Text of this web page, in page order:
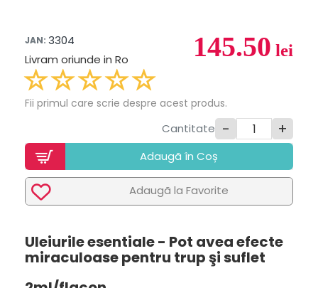
145.50 lei
JAN: 3304
Livram oriunde in Ro
Fii primul care scrie despre acest produs.
Cantitate - +
Adaugã în Coș
Adaugã la Favorite
Uleiurile esentiale - Pot avea efecte
miraculoase pentru trup şi suflet